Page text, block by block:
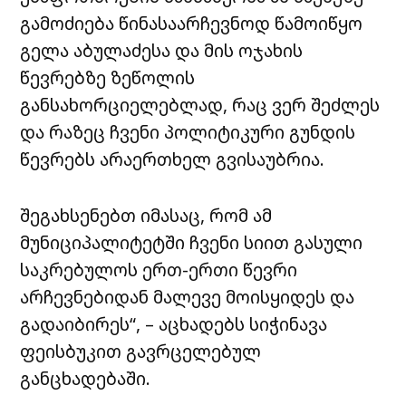
გამოძიება წინასაარჩევნოდ წამოიწყო
გელა აბულაძესა და მის ოჯახის
წევრებზე ზეწოლის
განსახორციელებლად, რაც ვერ შეძლეს
და რაზეც ჩვენი პოლიტიკური გუნდის
წევრებს არაერთხელ გვისაუბრია.
შეგახსენებთ იმასაც, რომ ამ
მუნიციპალიტეტში ჩვენი სიით გასული
საკრებულოს ერთ-ერთი წევრი
არჩევნებიდან მალევე მოისყიდეს და
გადაიბირეს“, – აცხადებს სიჭინავა
ფეისბუკით გავრცელებულ
განცხადებაში.